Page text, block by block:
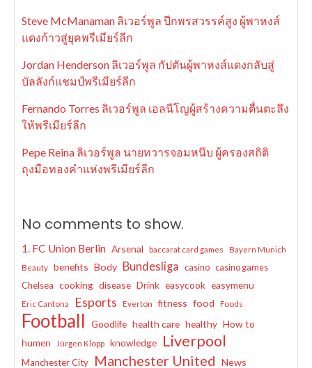
Steve McManaman ลิเวอร์พูล ปีกพรสวรรค์สูง ผู้พาหงส์
แดงก้าวสู่ยุคพรีเมียร์ลีก
Jordan Henderson ลิเวอร์พูล กัปตันผู้พาหงส์แดงกลับสู่
บัลลังก์แชมป์พรีเมียร์ลีก
Fernando Torres ลิเวอร์พูล เอลนีโญผู้สร้างความตื่นตะลึง
ให้พรีเมียร์ลีก
Pepe Reina ลิเวอร์พูล นายทวารจอมหนึบ ผู้ครองสถิติ
ถุงมือทองคำแห่งพรีเมียร์ลีก
No comments to show.
1. FC Union Berlin Arsenal baccarat card games
Bayern Munich
Beauty
benefits Body Bundesliga casino casino games
Chelsea cooking disease Drink easycook easymenu
Eric Cantona Esports Everton fitness food Foods
Football Goodlife health care healthy How to
humen
Jürgen Klopp knowledge Liverpool
Manchester City Manchester United News